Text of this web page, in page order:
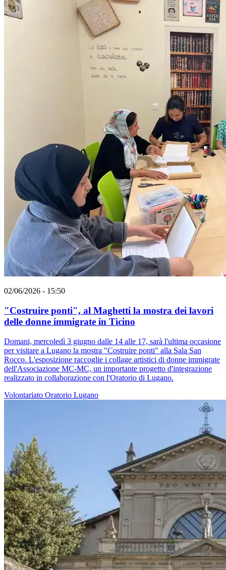
02/06/2026 - 15:50
"Costruire ponti", al Maghetti la mostra dei lavori
delle donne immigrate in Ticino
Domani, mercoledì 3 giugno dalle 14 alle 17, sarà l'ultima occasione
per visitare a Lugano la mostra "Costruire ponti" alla Sala San
Rocco. L'esposizione raccoglie i collage artistici di donne immigrate
dell'Associazione MC-MC, un importante progetto d'integrazione
realizzato in collaborazione con l'Oratorio di Lugano.
Volontariato Oratorio Lugano